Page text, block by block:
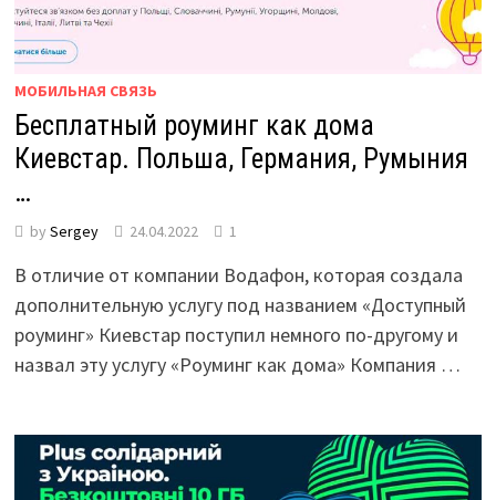
МОБИЛЬНАЯ СВЯЗЬ
Бесплатный роуминг как дома
Киевстар. Польша, Германия, Румыния
…
by Sergey 24.04.2022 1
В отличие от компании Водафон, которая создала
дополнительную услугу под названием «Доступный
роуминг» Киевстар поступил немного по-другому и
назвал эту услугу «Роуминг как дома» Компания …